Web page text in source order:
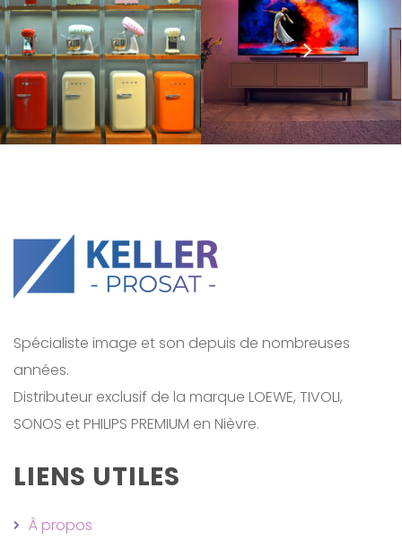
Spécialiste image et son depuis de nombreuses
années.
Distributeur exclusif de la marque LOEWE, TIVOLI,
SONOS et PHILIPS PREMIUM en Nièvre.
LIENS UTILES
À propos